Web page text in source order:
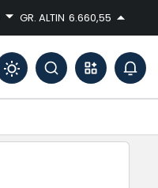
GR. ALTIN 6.660,55
Mod
değiştir